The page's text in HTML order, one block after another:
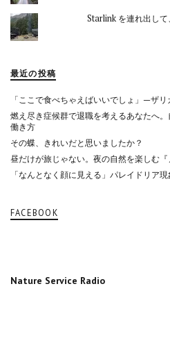
Starlink を連れ出し
最近の投稿
「ここで食べちゃえばいいでしょ」—ザ
燃え尽き症候群で退職を考えるあなたへ
働き方
その蝶、きれいだと思いましたか？
昼だけが旅じゃない。夜の自然を楽しむ
「なんとなく顔に見える」パレイドリア
FACEBOOK
Nature Service Radio